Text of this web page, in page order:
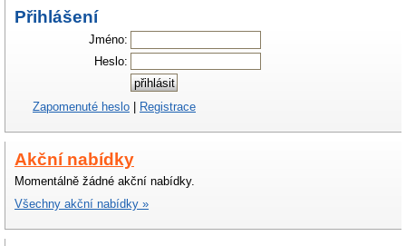
Přihlášení
Jméno:
Heslo:
Zapomenuté heslo Registrace
Akční nabídky
Momentálně žádné akční nabídky.
Všechny akční nabídky »